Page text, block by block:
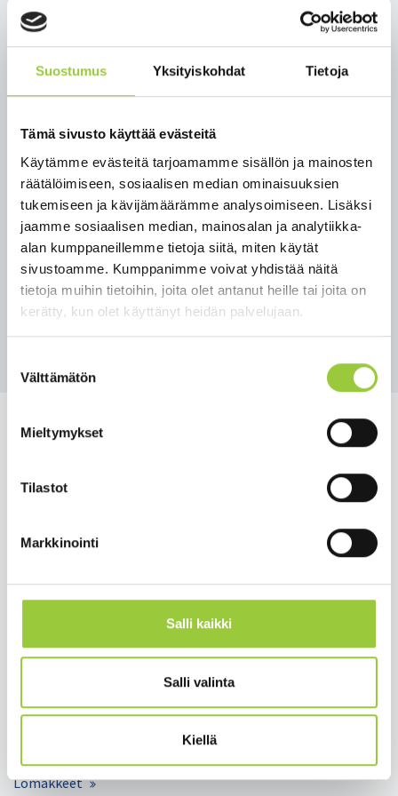
Suostumus Yksityiskohdat Tietoja
Tämä sivusto käyttää evästeitä
Käytämme evästeitä tarjoamamme sisällön ja mainosten
räätälöimiseen, sosiaalisen median ominaisuuksien
tukemiseen ja kävijämäärämme analysoimiseen. Lisäksi
jaamme sosiaalisen median, mainosalan ja analytiikka-
alan kumppaneillemme tietoja siitä, miten käytät
sivustoamme. Kumppanimme voivat yhdistää näitä
tietoja muihin tietoihin, joita olet antanut heille tai joita on
kerätty, kun olet käyttänyt heidän palvelujaan.
valinta
Välttämätön
Mieltymykset
Tilastot
Markkinointi
Salli kaikki
Salli valinta
Kiellä
tar­tun­ta­ket­jus­sa on ei­li­seen men­nes­sä ase­tet­tu li­
säk­si ka­ran­tee­niin yli 60 hen­ki­löä.
Tois­tai­sek­si ei ole tie­dos­sa mi­ten tar­tun­nat ovat
ki­lös­töön et­tä asuk­kai­siin. Vi­rus­näyt­teet ovat tut­
kit­ta­vi­na Ter­vey­den ja hy­vin­voin­nin lai­tok­sel­la ja vi­
rus­tyy­pi­tyk­sen tu­lok­sia saa­ta­neen lop­pu­vii­kos­ta.
Pää­tök­set Kai­nuun ko­ro­na­ti­lan­tees­ta teh­dään kes­
ki­viik­koaa­muun men­nes­sä.
Lue Kainuun soten koko 12.1. tiedote täältä.
Takaisin uutisiin
Salmelankuja 1, 88300 Paltamo
y-tunnus 0188808-0
Asuminen ja ympäristö
Varhaiskasvatus ja opetus
Matkailu ja vapaa-aika
Kunta ja hallinto
Lomakkeet